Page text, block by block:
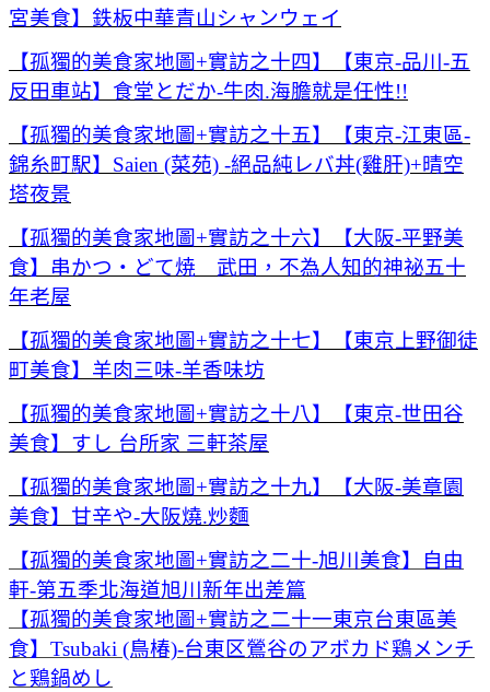
宮美食】鉄板中華青山シャンウェイ
【孤獨的美食家地圖+實訪之十四】【東京-品川-五
反田車站】食堂とだか-牛肉.海膽就是任性!!
【孤獨的美食家地圖+實訪之十五】【東京-江東區-
錦糸町駅】Saien (菜苑) -絕品純レバ丼(雞肝)+晴空
塔夜景
【孤獨的美食家地圖+實訪之十六】【大阪-平野美
食】串かつ・どて焼 武田，不為人知的神祕五十
年老屋
【孤獨的美食家地圖+實訪之十七】【東京上野御徒
町美食】羊肉三味-羊香味坊
【孤獨的美食家地圖+實訪之十八】【東京-世田谷
美食】すし 台所家 三軒茶屋
【孤獨的美食家地圖+實訪之十九】【大阪-美章園
美食】甘辛や-大阪燒.炒麵
【孤獨的美食家地圖+實訪之二十-旭川美食】自由
軒-第五季北海道旭川新年出差篇
【孤獨的美食家地圖+實訪之二十一東京台東區美
食】Tsubaki (鳥椿)-台東区鶯谷のアボカド鶏メンチ
と鶏鍋めし